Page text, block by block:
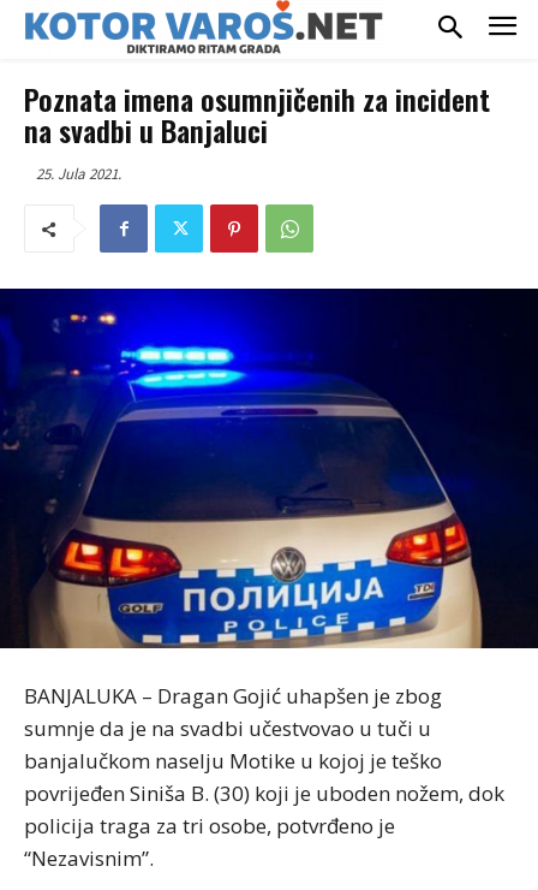
Poznata imena osumnjičenih za incident
na svadbi u Banjaluci
25. Jula 2021.
BANJALUKA – Dragan Gojić uhapšen je zbog
sumnje da je na svadbi učestvovao u tuči u
banjalučkom naselju Motike u kojoj je teško
povrijeđen Siniša B. (30) koji je uboden nožem, dok
policija traga za tri osobe, potvrđeno je
“Nezavisnim”.